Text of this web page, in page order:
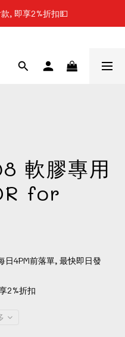
提點免運費📦📦
, 即享2%折扣💵
軟膠專用
for
4PM前落單, 最快即日發
2%折扣